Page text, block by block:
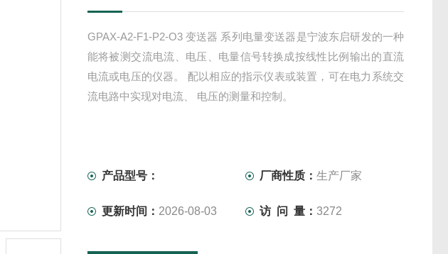
GPAX-A2-F1-P2-O3 变送器 系列电量变送器是宁波东启研发的一种
能将被测交流电流、电压、电量信号转换成按线性比例输出的直流
电流或电压的仪器。 配以相应的指示仪表或装置，可在电力系统交
流电路中实现对电流、 电压的测量和控制。
产品型号： 厂商性质：生产厂家
更新时间： 2026-08-03 访 问 量：3272